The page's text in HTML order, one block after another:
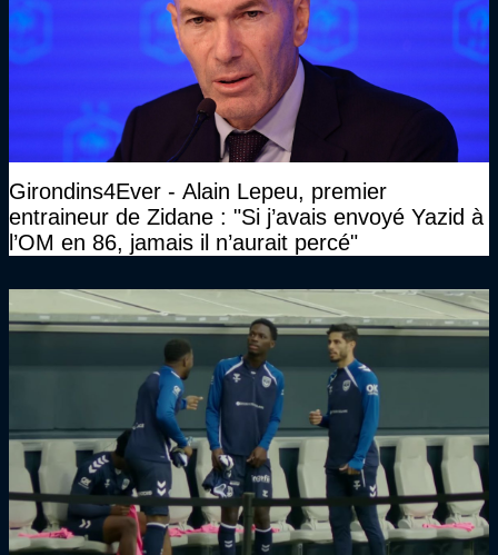
Girondins4Ever - Alain Lepeu, premier
entraineur de Zidane : "Si j’avais envoyé Yazid à
l’OM en 86, jamais il n’aurait percé"